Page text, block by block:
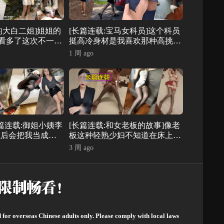
白二姐]姐姐的
多了这次不一样
[长篇连载:宝马女科员]这个科员
挺高冷身材是我喜欢那种高挑丰
满类型我想搞她-来自海角社区
1 周 ago
连载:御姐小姨李
会把我当成一
[长篇连载:和女老板的故事]像老
板这种轻熟少妇不知道在床上有
多反差-来自海角社区的真实故
3 周 ago
for overseas Chinese adults only. Please comply with local laws